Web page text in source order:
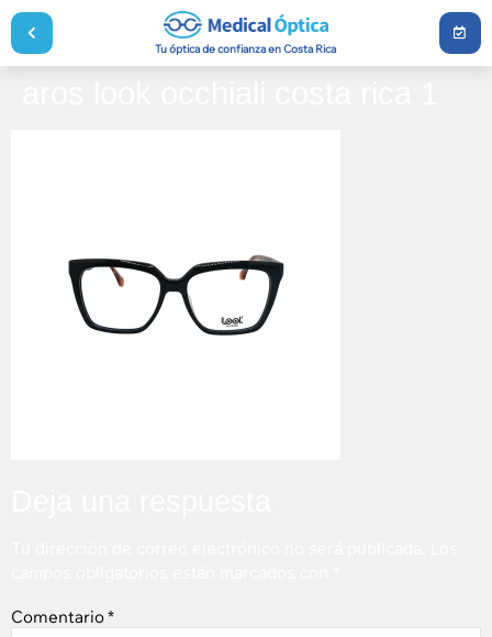
Tu óptica de confianza en Costa Rica
Comentario*